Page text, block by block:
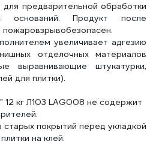
предварительной обработки
оснований. Продукт после
пожаровзрывобезопасен.
увеличивает адгезию
отделочных материалов
выравнивающие штукатурки,
для плитки).
12 кг Л103 LAG008 не содержит
покрытий перед укладкой
на клей.